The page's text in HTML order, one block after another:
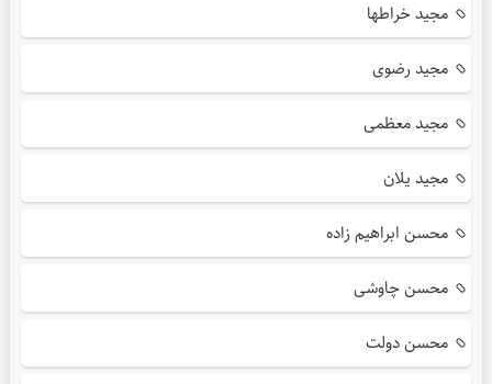
مجید خراطها
مجید رضوی
مجید معظمی
مجید یلان
محسن ابراهیم زاده
محسن چاوشی
محسن دولت